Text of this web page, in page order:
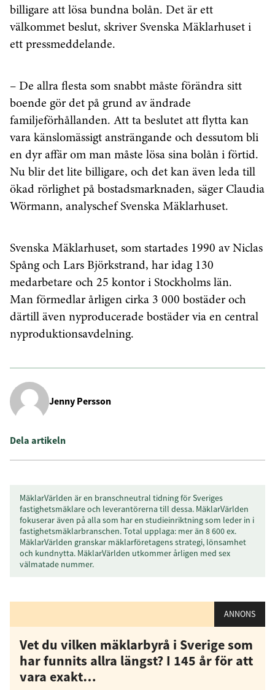
billigare att lösa bundna bolån. Det är ett
välkommet beslut, skriver Svenska Mäklarhuset i
ett pressmeddelande.
– De allra flesta som snabbt måste förändra sitt
boende gör det på grund av ändrade
familjeförhållanden. Att ta beslutet att flytta kan
vara känslomässigt ansträngande och dessutom bli
en dyr affär om man måste lösa sina bolån i förtid.
Nu blir det lite billigare, och det kan även leda till
ökad rörlighet på bostadsmarknaden, säger Claudia
Wörmann, analyschef Svenska Mäklarhuset.
Svenska Mäklarhuset, som startades 1990 av Niclas
Spång och Lars Björkstrand, har idag 130
medarbetare och 25 kontor i Stockholms län.
Man förmedlar årligen cirka 3 000 bostäder och
därtill även nyproducerade bostäder via en central
nyproduktionsavdelning.
Jenny Persson
Dela artikeln
MäklarVärlden är en branschneutral tidning för Sveriges
fastighetsmäklare och leverantörerna till dessa. MäklarVärlden
fokuserar även på alla som har en studieinriktning som leder in i
fastighetsmäklarbranschen. Total upplaga: mer än 8 600 ex.
MäklarVärlden granskar mäklarföretagens strategi, lönsamhet
och kundnytta. MäklarVärlden utkommer årligen med sex
välmatade nummer.
ANNONS
Vet du vilken mäklarbyrå i Sverige som
har funnits allra längst? I 145 år för att
vara exakt…